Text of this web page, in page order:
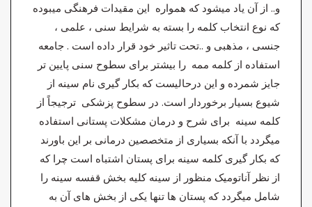
و.. از آن یاد میشود که همواره این مقیدات فرهنگی میبوده
که نوع انتخاب کلمه را بسته به شرایط سنی ، علمی ،
جنسی ، مذهبی و ..تحت تاثیر خود قرار داده است . جامعه
استفاده از کلمه ممه را بیشتر برای سطوح سنی پایین تر
جایز شمرده و این درحالیست که بکار گیری نام سینه از
شیوع بسیار برخوردار است. در سطوح پزشکی ترجیجاً از
کلمه سینه برای شرح و درمان مشکلات پستانی استفاده
میگردد با آنکه بسیاری از متخصصین درمانی بر این باورند
که بکار گیری کلمه سینه برای پستان اشتباه است چرا که
از نظر آناتومیک منظور از سینه کلیه بخش قفسه سینه را
شامل میگردد که پستان ها تنها یکی از بخش های آن به